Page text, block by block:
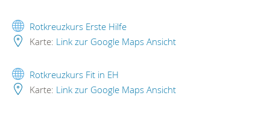
Rotkreuzkurs Erste Hilfe
Karte: Link zur Google Maps Ansicht
Rotkreuzkurs Fit in EH
Karte: Link zur Google Maps Ansicht